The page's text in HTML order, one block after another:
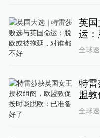
英国
运：
全球
特雷
盟
全球